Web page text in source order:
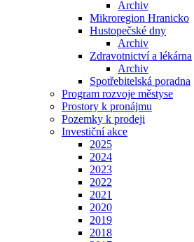
Archiv
Mikroregion Hranicko
Hustopečské dny
Archiv
Zdravotnictví a lékárna
Archiv
Spotřebitelská poradna
Program rozvoje městyse
Prostory k pronájmu
Pozemky k prodeji
Investiční akce
2025
2024
2023
2022
2021
2020
2019
2018